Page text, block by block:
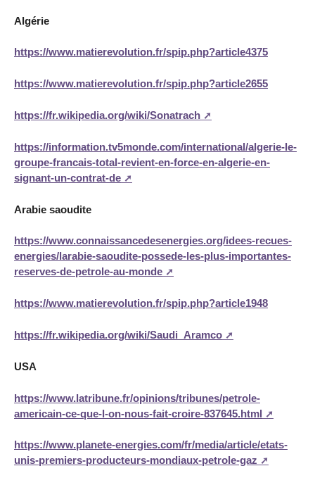
Algérie
https://www.matierevolution.fr/spip.php?article4375
https://www.matierevolution.fr/spip.php?article2655
https://fr.wikipedia.org/wiki/Sonatrach
https://information.tv5monde.com/international/algerie-le-
groupe-francais-total-revient-en-force-en-algerie-en-
signant-un-contrat-de
Arabie saoudite
https://www.connaissancedesenergies.org/idees-recues-
energies/larabie-saoudite-possede-les-plus-importantes-
reserves-de-petrole-au-monde
https://www.matierevolution.fr/spip.php?article1948
https://fr.wikipedia.org/wiki/Saudi_Aramco
USA
https://www.latribune.fr/opinions/tribunes/petrole-
americain-ce-que-l-on-nous-fait-croire-837645.html
https://www.planete-energies.com/fr/media/article/etats-
unis-premiers-producteurs-mondiaux-petrole-gaz